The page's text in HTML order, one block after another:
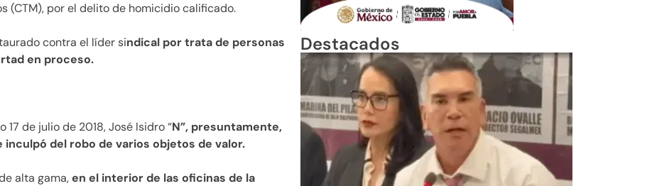
(CTM), por el delito de homicidio calificado.
contra el líder sindical por trata de personas
en proceso.
de julio de 2018, José Isidro “N”, presuntamente,
del robo de varios objetos de valor.
alta gama,en el interior de las oficinas de la
Destacados